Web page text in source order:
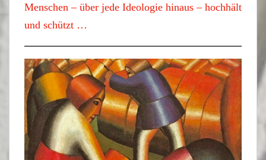
Menschen – über jede Ideologie hinaus – hochhält
und schützt …